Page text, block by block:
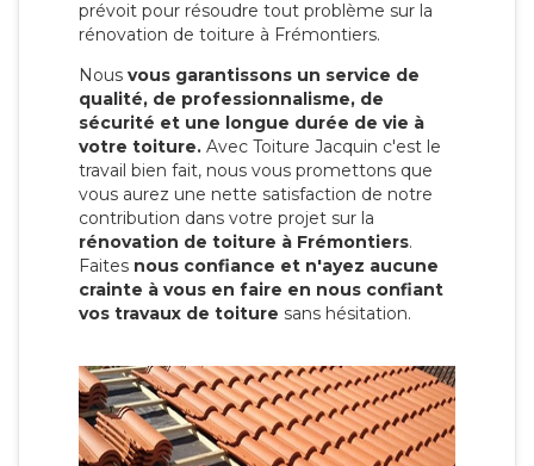
prévoit pour résoudre tout problème sur la
rénovation de toiture à Frémontiers.
Nous vous garantissons un service de
qualité, de professionnalisme, de
sécurité et une longue durée de vie à
votre toiture. Avec Toiture Jacquin c'est le
travail bien fait, nous vous promettons que
vous aurez une nette satisfaction de notre
contribution dans votre projet sur la
rénovation de toiture à Frémontiers.
Faites nous confiance et n'ayez aucune
crainte à vous en faire en nous confiant
vos travaux de toiture sans hésitation.